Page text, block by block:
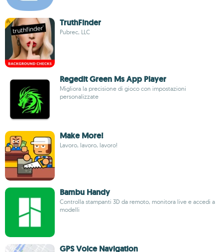
TruthFinder
Pubrec, LLC
Regedit Green Ms App Player
Migliora la precisione di gioco con impostazioni
personalizzate
Make More!
Lavoro, lavoro, lavoro!
Bambu Handy
Controlla stampanti 3D da remoto, monitora live e accedi a
modelli
GPS Voice Navigation